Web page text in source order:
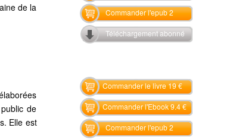
de la
Commander l'epub 2
Téléchargement abonné
de
Elle est
Commander le livre 19 €
Commander l'Ebook 9.4 €
Commander l'epub 2